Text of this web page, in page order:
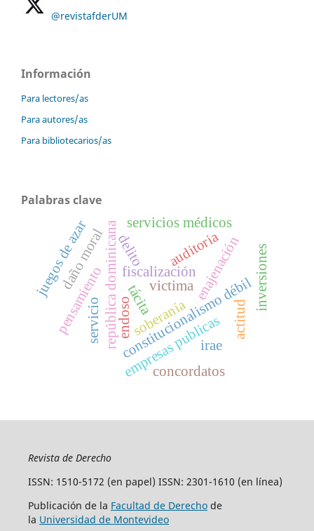
@revistafderUM
Información
Para lectores/as
Para autores/as
Para bibliotecarios/as
Palabras clave
constitucionalismo débil
república dominicana fiscalización
auditoria
soberanía
pensamiento actitud
delito
daño moral
empresas publicas
servicios médicos
inversiones
irae
juegos de azar
tácita enajenación
concordatos
servicio endoso
victima
Revista de Derecho
ISSN: 1510-5172 (en papel) ISSN: 2301-1610 (en línea)
Publicación de la Facultad de Derechode
la Universidad de Montevideo